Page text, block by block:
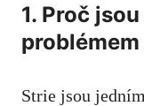
1. Proč
Strie jsou